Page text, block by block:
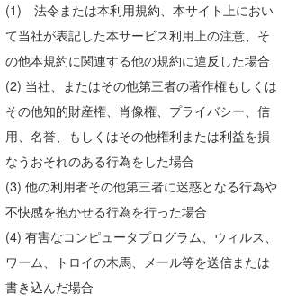
(1) 法令または本利用規約、本サイト上におい
て当社が表記した本サービス利用上の注意、そ
の他本規約に関連する他の規約に違反した場合
(2) 当社、またはその他第三者の著作権もしくは
その他知的財産権、肖像権、プライバシー、信
用、名誉、もしくはその他権利または利益を損
なうおそれのある行為をした場合
(3) 他の利用者その他第三者に迷惑となる行為や
不快感を抱かせる行為を行った場合
(4) 有害なコンピュータプログラム、ウィルス、
ワーム、トロイの木馬、メール等を送信または
書き込んだ場合